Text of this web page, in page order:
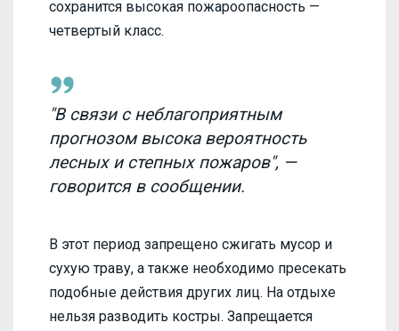
сохранится высокая пожароопасность —
четвертый класс.
"В связи с неблагоприятным
прогнозом высока вероятность
лесных и степных пожаров", —
говорится в сообщении.
В этот период запрещено сжигать мусор и
сухую траву, а также необходимо пресекать
подобные действия других лиц. На отдыхе
нельзя разводить костры. Запрещается